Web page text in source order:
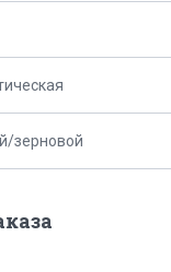
зерновой